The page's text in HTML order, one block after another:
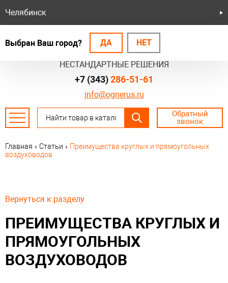
БЕЗОПАСНЫЕ СИСТЕМЫ
НЕСТАНДАРТНЫЕ РЕШЕНИЯ
Челябинск
Выбран Ваш город? ДА НЕТ
info@ognerus.ru
+7 (343)286-51-61
Обратный
звонок
Главная › Статьи › Преимущества круглых и прямоугольных
воздуховодов
Вернуться к разделу
ПРЕИМУЩЕСТВА КРУГЛЫХ И
ПРЯМОУГОЛЬНЫХ
ВОЗДУХОВОДОВ